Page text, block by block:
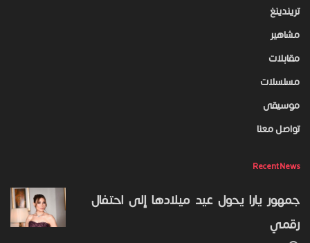
تريندينغ
مشاهير
مقابلات
مسلسلات
موسيقى
تواصل معنا
Recent News
جمهور يارا يحول عيد ميلادها إلى احتفال
رقمي